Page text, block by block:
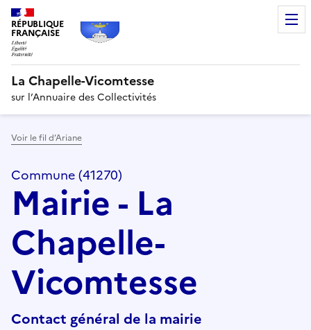
RÉPUBLIQUE
FRANÇAISE
La Chapelle-Vicomtesse
sur l’Annuaire des Collectivités
Voir le fil d’Ariane
Commune (41270)
Mairie - La
Chapelle-
Vicomtesse
Contact général de la mairie